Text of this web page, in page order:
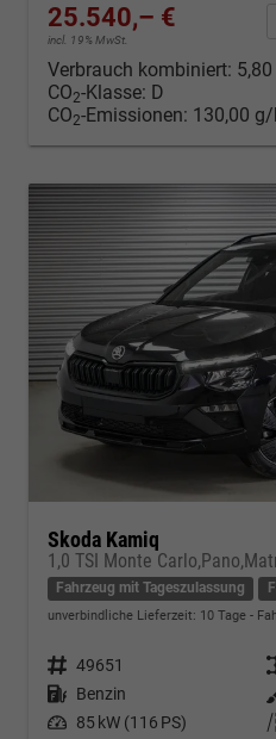
25.540,– €
incl. 19% MwSt.
Verbrauch kombiniert:
CO2-Klasse: D
CO2-Emissionen: 130,00
Skoda Kamiq
1,0 TSI Monte
Fahrzeug mit Tageszulassung
unverbindliche Lieferzeit: 10 Tage
Fahrzeugnr. 49651
Kraftstoff Benzin
Leistung 85 kW (116 PS)